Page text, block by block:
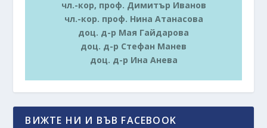
чл.-кор, проф. Димитър Иванов
чл.-кор. проф. Нина Атанасова
доц. д-р Мая Гайдарова
доц. д-р Стефан Манев
доц. д-р Ина Анева
ВИЖТЕ НИ И ВЪВ FACEBOOK